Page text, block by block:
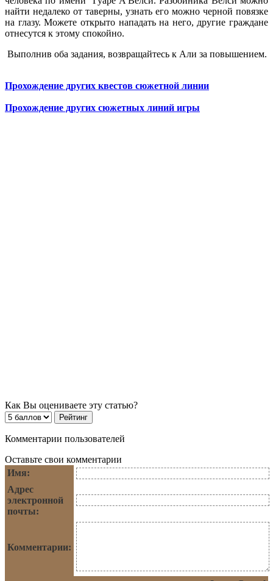
найти недалеко от таверны, узнать его можно черной повязке
на глазу. Можете открыто нападать на него, другие граждане
отнесутся к этому спокойно.
Выполнив оба задания, возвращайтесь к Али за повышением.
Прохождение других квестов сюжетной линии
Прохождение других сюжетных линий игры
Как Вы оцениваете эту статью?
Комментарии пользователей
Оставьте свои комментарии
Имя:
Адрес
электронной
почты:
Комментарии: